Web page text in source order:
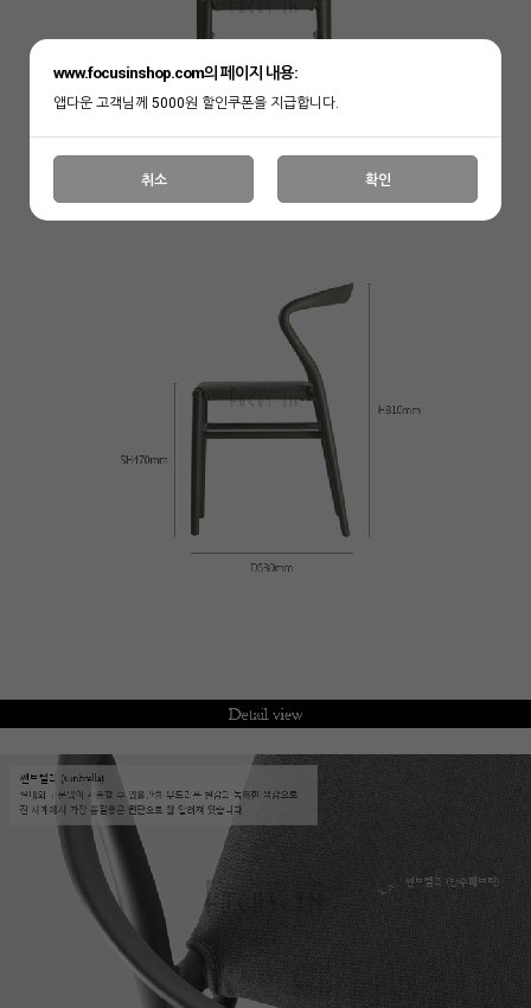
www.focusinshop.com의 페이지 내용:
앱다운 고객님께 5000원 할인쿠폰을 지급합니다.
취소 확인